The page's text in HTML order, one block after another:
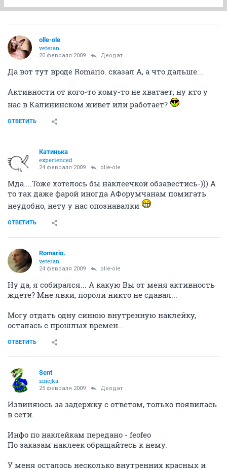
olle-ole
veteran
20 февраля 2009 Деодат
Да вот тут вроде Romario. сказал А, а что дальше...
Активности от кого-то кому-то не хватает, ну кто у
нас в Калининском живет или работает?
ОТВЕТИТЬ
Катинька
experienced
24 февраля 2009 olle-ole
Мда....Тоже хотелось бы наклеечкой обзавестись-))) А
то так даже фарой иногда АФорумчанам помигать
неудобно, нету у нас опознавалки
ОТВЕТИТЬ
Romario.
veteran
24 февраля 2009 olle-ole
Ну да, я собирался... А какую Вы от меня активность
ждете? Мне явки, пороли никто не сдавал...
Могу отдать одну синюю внутренную наклейку,
осталась с прошлых времен...
ОТВЕТИТЬ
Sent
zmejka
25 февраля 2009 Деодат
Извиняюсь за задержку с ответом, только появилась
в сети.
Инфо по наклейкам передано - feofeo
По заказам наклеек обращайтесь к нему.
У меня осталось несколько внутренних красных и